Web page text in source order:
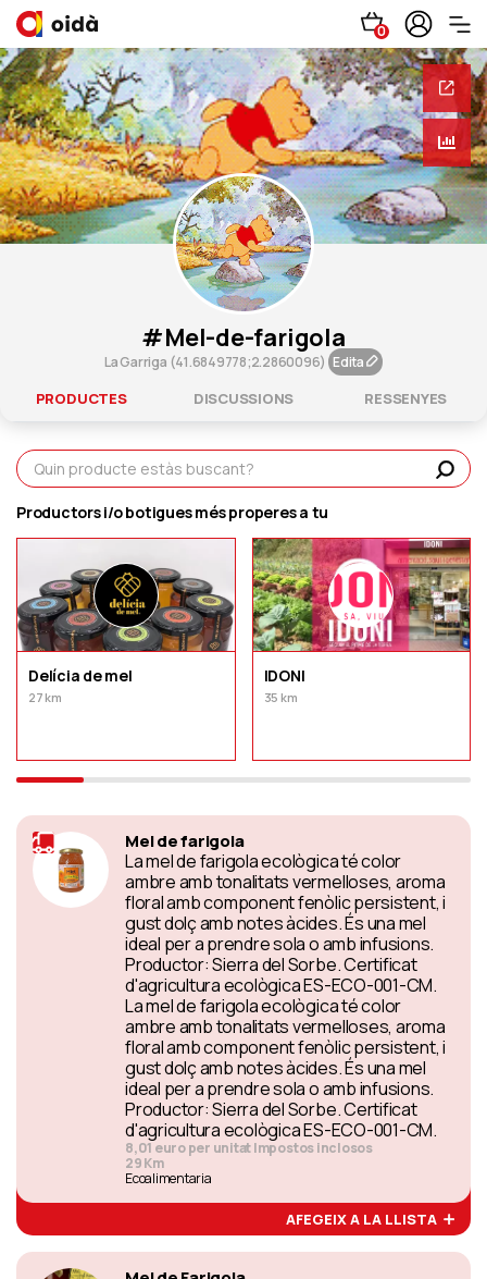
0
#mel-de-farigola
La Garriga (41.6849778;2.2860096) Edita
PRODUCTES DISCUSSIONS RESSENYES
Productors i/o botigues més properes a tu
Delícia de mel
27 km
IDONI
35 km
Mel de farigola
La mel de farigola ecològica té color
ambre amb tonalitats vermelloses, aroma
floral amb component fenòlic persistent, i
gust dolç amb notes àcides. És una mel
ideal per a prendre sola o amb infusions.
Productor: Sierra del Sorbe. Certificat
d'agricultura ecològica ES-ECO-001-CM.
La mel de farigola ecològica té color
ambre amb tonalitats vermelloses, aroma
floral amb component fenòlic persistent, i
gust dolç amb notes àcides. És una mel
ideal per a prendre sola o amb infusions.
Productor: Sierra del Sorbe. Certificat
d'agricultura ecològica ES-ECO-001-CM.
8,01 euro per unitat Impostos inclosos
29 Km
Ecoalimentaria
AFEGEIX A LA LLISTA